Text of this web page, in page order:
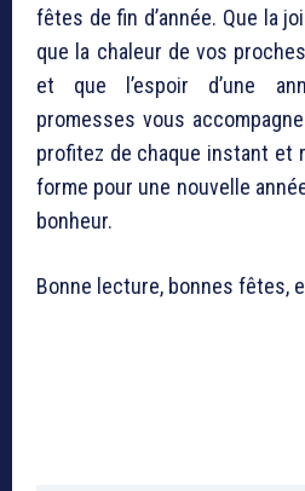
fêtes de fin d’année. Que la
que la chaleur de vos
et que l’espoir d’une
promesses vous
profitez de chaque instant et
forme pour une nouvelle
bonheur.
Bonne lecture, bonnes fêtes,